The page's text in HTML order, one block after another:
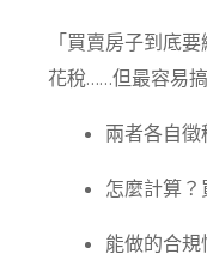
「買賣房子到底
花稅……但最容易
兩者各自徵
怎麼計算
能做的合規